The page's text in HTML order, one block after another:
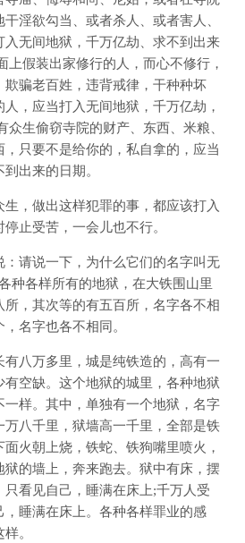
淫欲勾当、或者杀人、或者害人、
无间地狱，千万亿劫、求不到出来
上假装出家修行的人，而心不修行，
骗老百姓，违背戒律，干种种坏
，应当打入无间地狱，千万亿劫，
众生偷窃寺院的财产、东西、米粮、
只要不是给你的，私自拿的，应当
出来的日期。
，做出这样犯罪的事，都应该打入
止受苦，一会儿也不行。
：请说一下，为什么它们的名字叫无
种各样所有的地狱，在大铁围山里
，其次等的有五百所，名字各不相
名字也各不相同。
八万多里，城是纯铁造的，高有一
空缺。这个地狱的城里，各种地狱
样。其中，单独有一个地狱，名字
万八千里，狱墙高一千里，全部是铁
火朝上烧，铁蛇、铁狗嘴里喷火，
的墙上，奔来跑去。狱中有床，摆
看见自己，睡满在床上;千万人受
睡满在床上。各种各样罪业的感
。